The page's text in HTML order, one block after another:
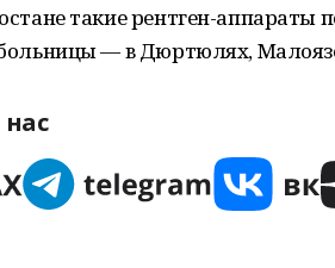
такие рентген-аппараты
— в Дюртюлях,